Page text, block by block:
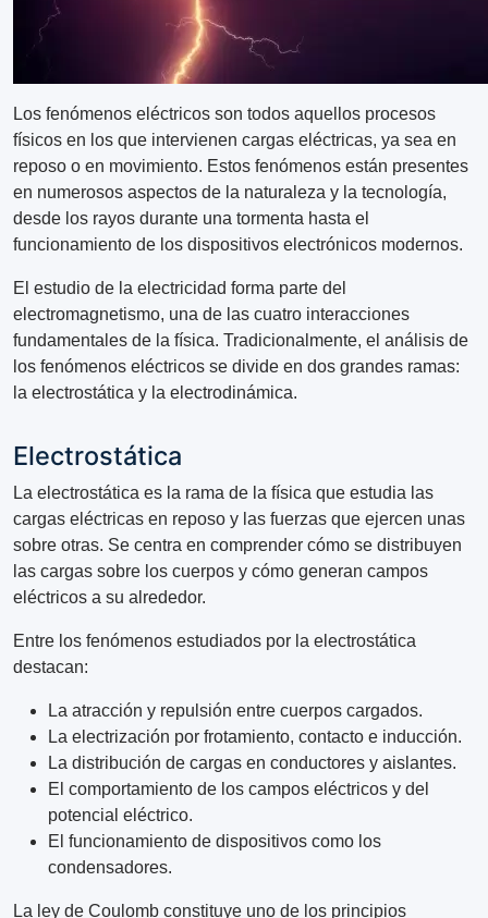
Los fenómenos eléctricos son todos aquellos procesos
físicos en los que intervienen cargas eléctricas, ya sea en
reposo o en movimiento. Estos fenómenos están presentes
en numerosos aspectos de la naturaleza y la tecnología,
desde los rayos durante una tormenta hasta el
funcionamiento de los dispositivos electrónicos modernos.
El estudio de la electricidad forma parte del
electromagnetismo, una de las cuatro interacciones
fundamentales de la física. Tradicionalmente, el análisis de
los fenómenos eléctricos se divide en dos grandes ramas:
la electrostática y la electrodinámica.
Electrostática
La electrostática es la rama de la física que estudia las
cargas eléctricas en reposo y las fuerzas que ejercen unas
sobre otras. Se centra en comprender cómo se distribuyen
las cargas sobre los cuerpos y cómo generan campos
eléctricos a su alrededor.
Entre los fenómenos estudiados por la electrostática
destacan:
La atracción y repulsión entre cuerpos cargados.
La electrización por frotamiento, contacto e inducción.
La distribución de cargas en conductores y aislantes.
El comportamiento de los campos eléctricos y del
potencial eléctrico.
El funcionamiento de dispositivos como los
condensadores.
La ley de Coulomb constituye uno de los principios